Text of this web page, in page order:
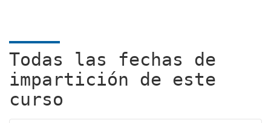
Todas las fechas de
impartición de este
curso